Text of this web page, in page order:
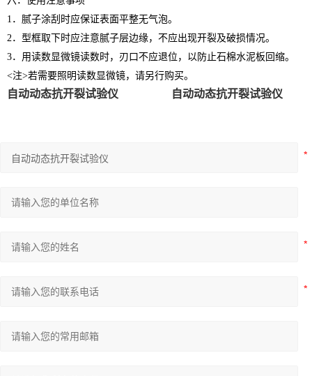
1．腻子涂刮时应保证表面平整无气泡。
2．型框取下时应注意腻子层边缘，不应出现开裂及破损情况。
3．用读数显微镜读数时，刃口不应退位，以防止石棉水泥板回缩。
<注>若需要照明读数显微镜，请另行购买。
自动动态抗开裂试验仪 自动动态抗开裂试验仪